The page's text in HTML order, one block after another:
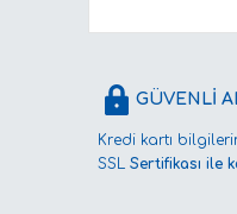
GÜVENLİ
Kredi kartı
SSL Sertifikası ile